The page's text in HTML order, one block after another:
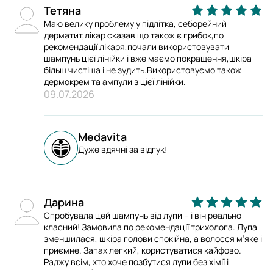
Тетяна
Маю велику проблему у підлітка, себорейний
дерматит,лікар сказав що також є грибок,по
рекомендації лікаря,почали використовувати
шампунь цієї лінійки і вже маємо покращення,шкіра
більш чистіша і не зудить.Використовуємо також
дермокрем та ампули з цієї лінійки.
09.07.2026
Medavita
Дуже вдячні за відгук!
Дарина
Спробувала цей шампунь від лупи – і він реально
класний! Замовила по рекомендації трихолога. Лупа
зменшилася, шкіра голови спокійна, а волосся м’яке і
приємне. Запах легкий, користуватися кайфово.
Раджу всім, хто хоче позбутися лупи без хімії і